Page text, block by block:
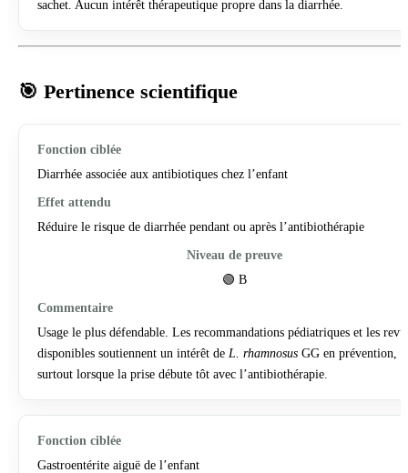
sachet. Aucun intérêt thérapeutique propre dans la diarrhée.
🎯 Pertinence scientifique
Diarrhée associée aux antibiotiques chez l’enfant
Réduire le risque de diarrhée pendant ou après l’antibiothérapie
🟢 B
Usage le plus défendable. Les recommandations pédiatriques et les
disponibles soutiennent un intérêt de L. rhamnosus GG en prévention,
surtout lorsque la prise débute tôt avec l’antibiothérapie.
Gastroentérite aiguë de l’enfant